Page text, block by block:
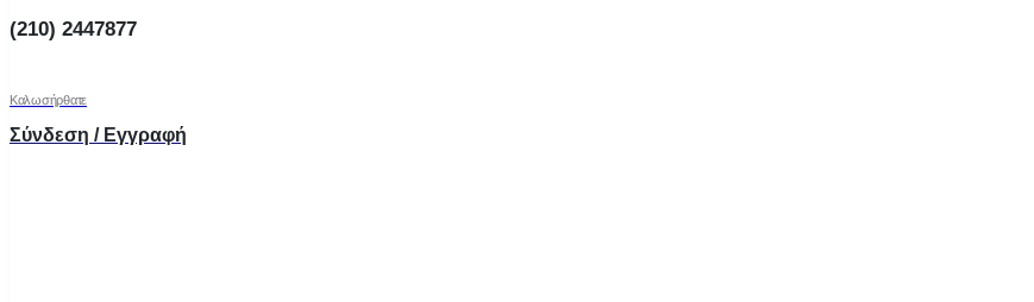
(210) 2447877
Καλωσήρθατε
Σύνδεση / Εγγραφή